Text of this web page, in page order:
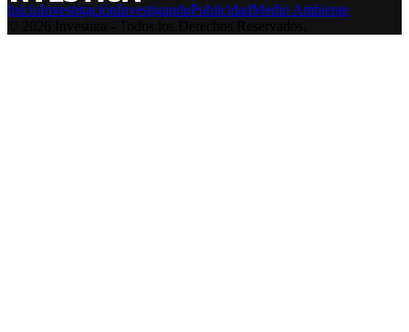
InicioInvestigaciónInvestigandoPublicidadMedio Ambiente